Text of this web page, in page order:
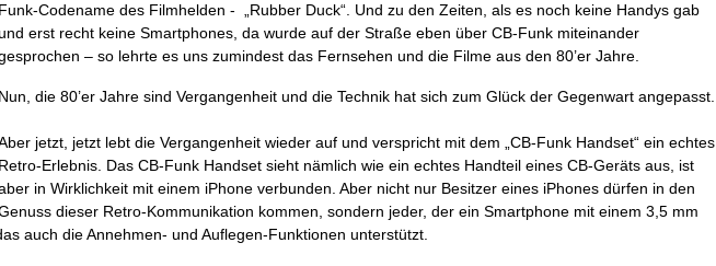
Funk-Codename des Filmhelden - „Rubber Duck“. Und zu den Zeiten, als es noch keine Handys gab
erst recht keine Smartphones, da wurde auf der Straße eben über CB-Funk miteinander
– so lehrte es uns zumindest das Fernsehen und die Filme aus den 80’er Jahre.
Nun, die 80’er Jahre sind Vergangenheit und die Technik hat sich zum Glück der Gegenwart angepasst.
jetzt, jetzt lebt die Vergangenheit wieder auf und verspricht mit dem „CB-Funk Handset“ ein echtes
Retro-Erlebnis. Das CB-Funk Handset sieht nämlich wie ein echtes Handteil eines CB-Geräts aus, ist
in Wirklichkeit mit einem iPhone verbunden. Aber nicht nur Besitzer eines iPhones dürfen in den
dieser Retro-Kommunikation kommen, sondern jeder, der ein Smartphone mit einem 3,5 mm
auch die Annehmen- und Auflegen-Funktionen unterstützt.